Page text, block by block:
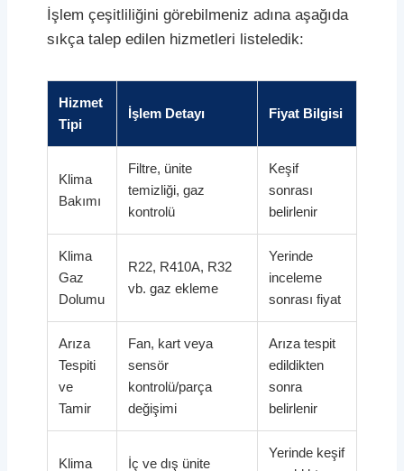
İşlem çeşitliliğini görebilmeniz adına aşağıda
sıkça talep edilen hizmetleri listeledik:
Hizmet
Tipi
İşlem Detayı Fiyat Bilgisi
Klima
Bakımı
Filtre, ünite
temizliği, gaz
kontrolü
Keşif
sonrası
belirlenir
Klima
Gaz
Dolumu
R22, R410A, R32
vb. gaz ekleme
Yerinde
inceleme
sonrası fiyat
Arıza
Tespiti
ve
Tamir
Fan, kart veya
sensör
kontrolü/parça
değişimi
Arıza tespit
edildikten
sonra
belirlenir
Klima İç ve dış ünite
Yerinde keşif